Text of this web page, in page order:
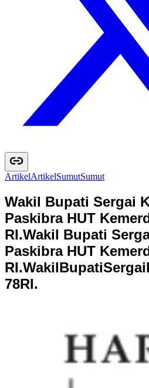
ArtikelArtikelSumutSumut
Wakil Bupati Sergai
Paskibra HUT
RI.Wakil Bupati
Paskibra HUT
RI.WakilBupatiSergai
78RI.